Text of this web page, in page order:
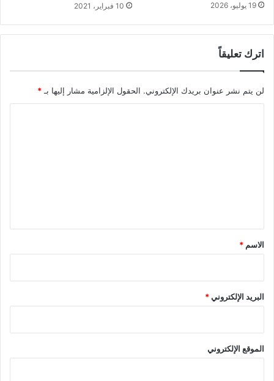
19 يوليو، 2026 10 فبراير، 2021
اترك تعليقاً
لن يتم نشر عنوان بريدك الإلكتروني. الحقول الإلزامية مشار إليها بـ *
*
الاسم *
البريد الإلكتروني*
الموقع الإلكتروني